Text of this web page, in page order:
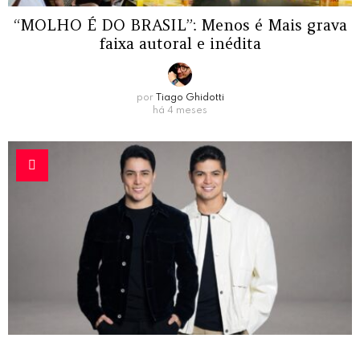
“MOLHO É DO BRASIL”: Menos é Mais grava
faixa autoral e inédita
por
Tiago Ghidotti
há 4 meses